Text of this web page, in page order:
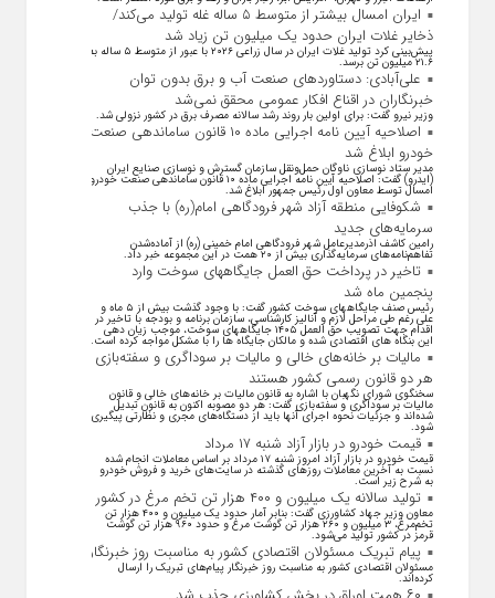
ایران امسال بیشتر از متوسط ۵ ساله غله تولید می‌کند/
ذخایر غلات ایران حدود یک میلیون تن زیاد شد
پیش‌بینی کرد تولید غلات ایران در سال زراعی ۲۰۲۶ با عبور از متوسط ۵ ساله به
۲۱.۶ میلیون تن برسد.
علی‌آبادی: دستاورد‌های صنعت آب و برق بدون توان
خبرنگاران در اقناع افکار عمومی محقق نمی‌شد
وزیر نیرو گفت: برای اولین بار روند رشد سالانه مصرف برق در کشور نزولی شد.
اصلاحیه آیین نامه اجرایی ماده ۱۰ قانون ساماندهی صنعت
خودرو ابلاغ شد
مدیر ستاد نوسازی ناوگان حمل‌ونقل سازمان گسترش و نوسازی صنایع ایران
(ایدرو) گفت: اصلاحیه آیین نامه اجرایی ماده ۱۰ قانون ساماندهی صنعت خودرو
امسال توسط معاون اول رئیس جمهور ابلاغ شد.
شکوفایی منطقه آزاد شهر فرودگاهی امام(ره) با جذب
سرمایه‌های جدید
رامین کاشف اذرمدیرعامل شهر فرودگاهی امام خمینی (ره) از آماده‌شدن
تفاهم‌نامه‌های سرمایه‌گذاری بیش از ۲۰ همت در این مجموعه خبر داد.
تاخیر در پرداخت حق العمل جایگاههای سوخت وارد
پنجمین ماه شد
رئیس صنف جایگاههای سوخت کشور گفت: با وجود گذشت بیش از ۵ ماه و
علی رغم طی مراحل لازم و آنالیز کارشناسی، سازمان برنامه و بودجه با تاخیر در
اقدام جهت تصویب حق العمل ۱۴۰۵ جایگاههای سوخت، موجب زیان دهی
این بنگاه های اقتصادی شده و مالکان جایگاه ها را با مشکل مواجه کرده است.
مالیات بر خانه‌های خالی و مالیات بر سوداگری و سفته‌بازی
هر دو قانون رسمی کشور هستند
سخنگوی شورای نگهبان با اشاره به قانون مالیات بر خانه‌های خالی و قانون
مالیات بر سوداگری و سفته‌بازی گفت: هر دو مصوبه اکنون به قانون تبدیل
شده‌اند و جزئیات نحوه اجرای آنها باید از دستگاه‌های مجری و نظارتی پیگیری
شود.
قیمت خودرو در بازار آزاد شنبه ۱۷ مرداد
قیمت خودرو در بازار آزاد امروز شنبه ۱۷ مرداد بر اساس معاملات انجام شده
نسبت به آخرین معاملات روز‌های گذشته در سایت‌های خرید و فروش خودرو
به شرح زیر است.
تولید سالانه یک میلیون و ۴۰۰ هزار تن تخم مرغ در کشور
معاون وزیر جهاد کشاورزی گفت: بنابر آمار حدود یک میلیون و ۴۰۰ هزار تن
تخم‌مرغ، ۳ میلیون و ۲۶۰ هزار تن گوشت مرغ و حدود ۹۶۰ هزار تن گوشت
قرمز در کشور تولید می‌شود.
پیام تبریک مسئولان اقتصادی کشور به مناسبت روز خبرنگار
مسئولان اقتصادی کشور به مناسبت روز خبرنگار پیام‌های تبریک را ارسال
کرده‌اند.